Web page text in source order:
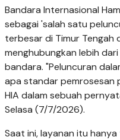
Bandara Internasional
sebagai 'salah satu
terbesar di Timur Tengah
menghubungkan lebih
bandara. "Peluncuran
apa standar pemrosesan
HIA dalam sebuah
Selasa (7/7/2026).
Saat ini, layanan itu